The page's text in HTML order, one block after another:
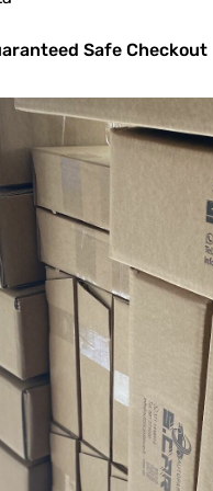
Safe Checkout